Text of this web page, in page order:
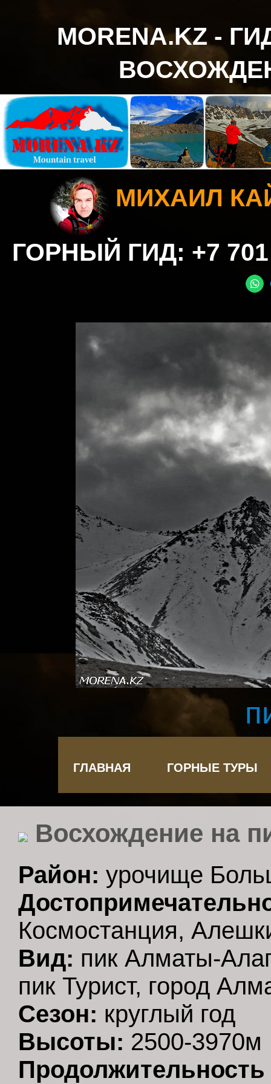
MORENA.KZ -
МИХАИЛ
ГОРНЫЙ ГИД: +7 701
ГЛАВНАЯ ГОРНЫЕ ТУРЫ
Восхождение на
Район: урочище
Космостанция,
Вид: пик Алматы-
пик Турист, город
Сезон: круглый год
Высоты: 2500-3970м
Продолжительность